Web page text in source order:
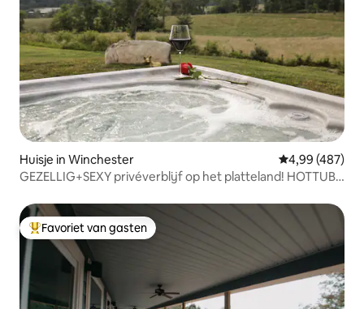
Huisje in Winchester Gemiddelde
4,99 (487)
GEZELLIG+SEXY privéverblijf op het platteland! HOTTUB
Topfavoriet van gasten
Favoriet van gasten